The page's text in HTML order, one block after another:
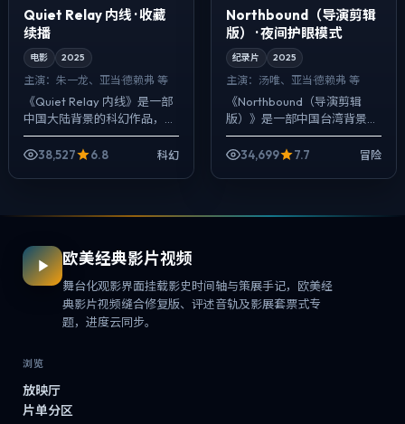
Quiet Relay 内线 · 收藏
续播
电影 2025
主演： 朱一龙、亚当·德赖弗 等
《Quiet Relay 内线》是一部
中国大陆背景的科幻作品，
2025年公映，由是枝裕和执
导，朱一龙、亚当·德赖弗、易
38,527 6.8 科幻
Northbound（导演剪辑
版） · 夜间护眼模式
纪录片 2025
主演： 汤唯、亚当·德赖弗 等
《Northbound（导演剪辑
版）》是一部中国台湾背景的
冒险作品，2025年公映，由
许鞍华执导，汤唯、亚当·德赖
34,699 7.7 冒险
欧美经典影片视频
舞台化观影界面挂载影史时间轴与策展手记，欧美经
典影片视频缝合修复版、评述音轨及影展套票式专
题，进度云同步。
浏览
放映厅
片单分区